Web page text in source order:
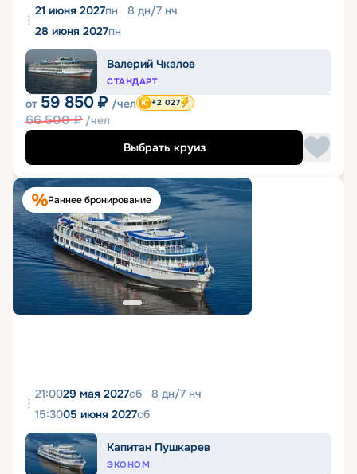
21 июня 2027пн 8 дн/7 нч
28 июня 2027пн
Валерий Чкалов
СТАНДАРТ
от 59 850 ₽ /чел
66 500₽ /чел
+2 027
Выбрать круиз
Раннее бронирование
21:0029 мая 2027сб 8 дн/7 нч
15:3005 июня 2027сб
Капитан Пушкарев
ЭКОНОМ